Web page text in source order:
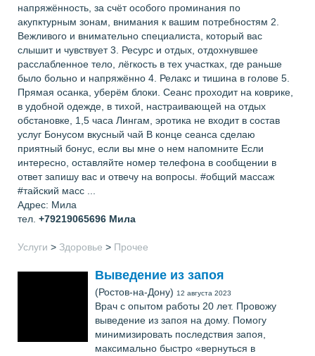
напряжённость, за счёт особого проминания по
акупктурным зонам, внимания к вашим потребностям 2.
Вежливого и внимательно специалиста, который вас
слышит и чувствует 3. Ресурс и отдых, отдохнувшее
расслабленное тело, лёгкость в тех участках, где раньше
было больно и напряжённо 4. Релакс и тишина в голове 5.
Прямая осанка, уберём блоки. Сеанс проходит на коврике,
в удобной одежде, в тихой, настраивающей на отдых
обстановке, 1,5 часа Лингам, эротика не входит в состав
услуг Бонусом вкусный чай В конце сеанса сделаю
приятный бонус, если вы мне о нем напомните Если
интересно, оставляйте номер телефона в сообщении в
ответ запишу вас и отвечу на вопросы. #общий массаж
#тайский масс ...
Адрес: Мила
тел. +79219065696 Мила
Услуги > Здоровье > Прочее
Выведение из запоя
(Ростов-на-Дону) 12 августа 2023
Врач с опытом работы 20 лет. Провожу
выведение из запоя на дому. Помогу
минимизировать последствия запоя,
максимально быстро «вернуться в